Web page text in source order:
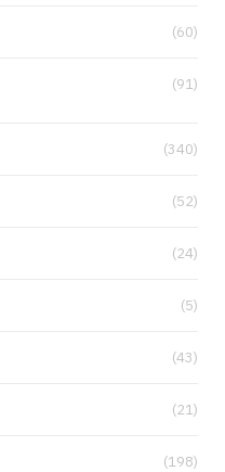
(60)
(91)
(340)
(52)
(24)
(5)
(43)
(21)
(198)